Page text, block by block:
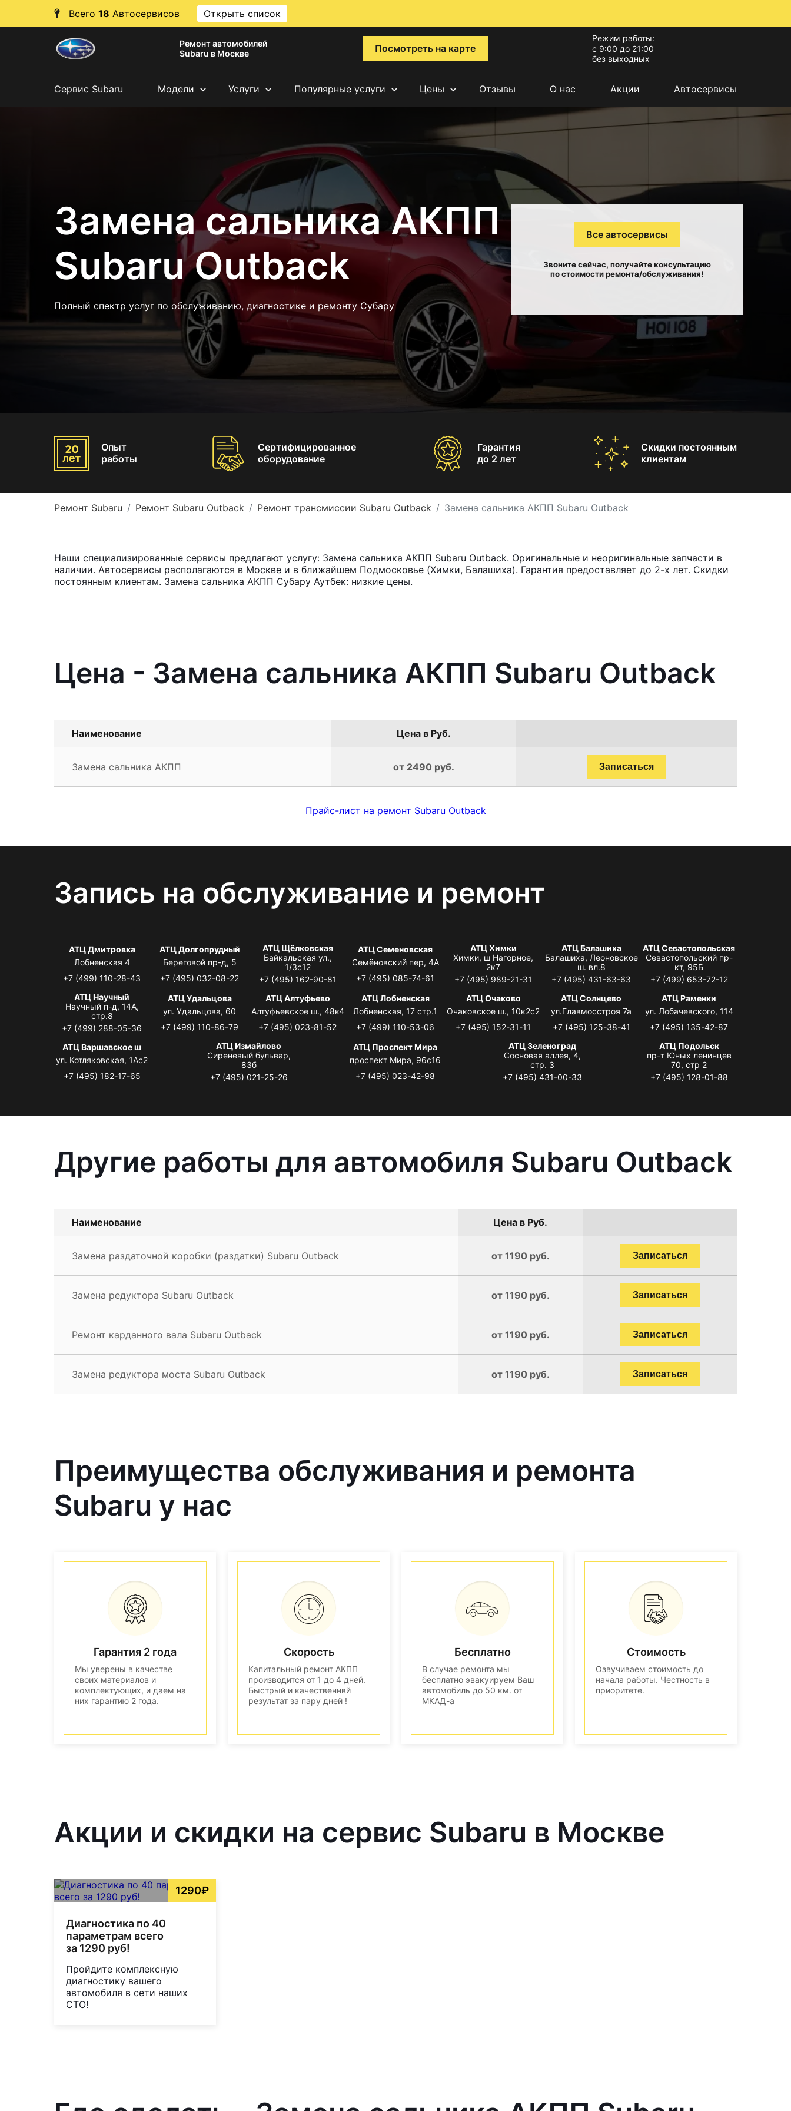
Всего 18 Автосервисов Открыть список
Ремонт автомобилей
Subaru в Москве
Посмотреть на карте
Режим работы:
с 9:00 до 21:00
без выходных
Сервис Subaru Модели Услуги Популярные услуги Цены Отзывы О нас Акции Автосервисы
Замена сальника АКПП
Subaru Outback
Полный спектр услуг по обслуживанию, диагностике и ремонту Субару
Все автосервисы
Звоните сейчас, получайте консультацию
по стоимости ремонта/обслуживания!
Опыт
работы
Сертифицированное
оборудование
Гарантия
до 2 лет
Скидки постоянным
клиентам
Ремонт Subaru Ремонт Subaru Outback Ремонт трансмиссии Subaru Outback Замена сальника АКПП Subaru Outback
Наши специализированные сервисы предлагают услугу: Замена сальника АКПП Subaru Outback. Оригинальные и неоригинальные запчасти в
наличии. Автосервисы располагаются в Москве и в ближайшем Подмосковье (Химки, Балашиха). Гарантия предоставляет до 2-х лет. Скидки
постоянным клиентам. Замена сальника АКПП Субару Аутбек: низкие цены.
Цена - Замена сальника АКПП Subaru Outback
Наименование Цена в Руб.
Замена сальника АКПП от 2490 руб. Записаться
Прайс-лист на ремонт Subaru Outback
Запись на обслуживание и ремонт
АТЦ Дмитровка
Лобненская 4
+7 (499) 110-28-43
АТЦ Долгопрудный
Береговой пр-д, 5
+7 (495) 032-08-22
АТЦ Щёлковская
Байкальская ул.,
1/3с12
+7 (495) 162-90-81
АТЦ Семеновская
Семёновский пер, 4А
+7 (495) 085-74-61
АТЦ Химки
Химки, ш Нагорное,
2к7
+7 (495) 989-21-31
АТЦ Балашиха
Балашиха, Леоновское
ш. вл.8
+7 (495) 431-63-63
АТЦ Севастопольская
Севастопольский пр-
кт, 95Б
+7 (499) 653-72-12
АТЦ Научный
Научный п-д, 14А,
стр.8
+7 (499) 288-05-36
АТЦ Удальцова
ул. Удальцова, 60
+7 (499) 110-86-79
АТЦ Алтуфьево
Алтуфьевское ш., 48к4
+7 (495) 023-81-52
АТЦ Лобненская
Лобненская, 17 стр.1
+7 (499) 110-53-06
АТЦ Очаково
Очаковское ш., 10к2с2
+7 (495) 152-31-11
АТЦ Солнцево
ул.Главмосстроя 7а
+7 (495) 125-38-41
АТЦ Раменки
ул. Лобачевского, 114
+7 (495) 135-42-87
АТЦ Варшавское ш
ул. Котляковская, 1Ас2
+7 (495) 182-17-65
АТЦ Измайлово
Сиреневый бульвар,
83б
+7 (495) 021-25-26
АТЦ Проспект Мира
проспект Мира, 96с16
+7 (495) 023-42-98
АТЦ Зеленоград
Сосновая аллея, 4,
стр. 3
+7 (495) 431-00-33
АТЦ Подольск
пр-т Юных ленинцев
70, стр 2
+7 (495) 128-01-88
Другие работы для автомобиля Subaru Outback
Наименование Цена в Руб.
Замена раздаточной коробки (раздатки) Subaru Outback от 1190 руб. Записаться
Замена редуктора Subaru Outback от 1190 руб. Записаться
Ремонт карданного вала Subaru Outback от 1190 руб. Записаться
Замена редуктора моста Subaru Outback от 1190 руб. Записаться
Преимущества обслуживания и ремонта
Subaru у нас
Гарантия 2 года
Мы уверены в качестве
своих материалов и
комплектующих, и даем на
них гарантию 2 года.
Скорость
Капитальный ремонт АКПП
производится от 1 до 4 дней.
Быстрый и качественнвй
результат за пару дней !
Бесплатно
В случае ремонта мы
бесплатно эвакуируем Ваш
автомобиль до 50 км. от
МКАД-а
Стоимость
Озвучиваем стоимость до
начала работы. Честность в
приоритете.
Акции и скидки на сервис Subaru в Москве
1290₽
Диагностика по 40
параметрам всего
за 1290 руб!
Пройдите комплексную
диагностику вашего
автомобиля в сети наших
СТО!